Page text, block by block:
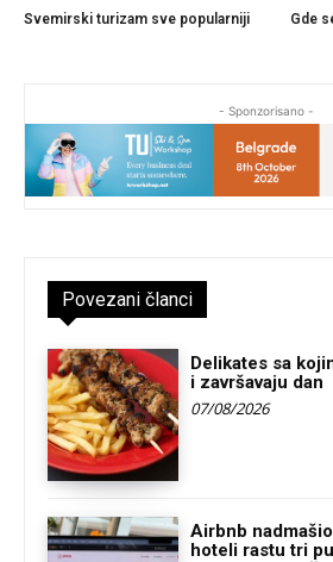
Svemirski turizam sve popularniji
Gde
- Sponzorisano -
Povezani članci
Delikates sa
i završavaju dan
07/08/2026
Airbnb
hoteli rastu tri